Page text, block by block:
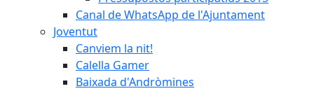
Canal de WhatsApp de l'Ajuntament
Joventut
Canviem la nit!
Calella Gamer
Baixada d'Andròmines